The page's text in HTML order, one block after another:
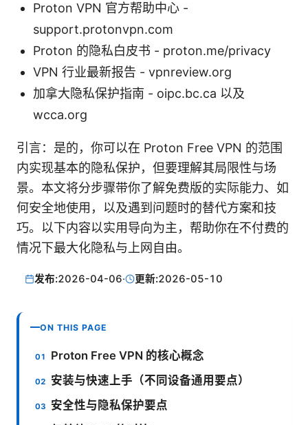
Proton VPN 官方帮助中心 -
support.protonvpn.com
Proton 的隐私白皮书 - proton.me/privacy
VPN 行业最新报告 - vpnreview.org
加拿大隐私保护指南 - oipc.bc.ca 以及
wcca.org
引言：是的，你可以在 Proton Free VPN 的范围
内实现基本的隐私保护，但要理解其局限性与场
景。本文将分步骤带你了解免费版的实际能力、如
何安全地使用，以及遇到问题时的替代方案和技
巧。以下内容以实用导向为主，帮助你在不付费的
情况下最大化隐私与上网自由。
发布:2026-04-06· 更新:2026-05-10
ON THIS PAGE
Proton Free VPN 的核心概念
安装与快速上手（不同设备通用要点）
安全性与隐私保护要点